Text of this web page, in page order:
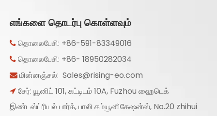
எங்களை தொடர்பு கொள்ளவும்
 தொலைபேசி: +86-591-83349016
 தொலைபேசி: +86- 18950282034
 மின்னஞ்சல்: Sales@rising-eo.com
 சேர்: யூனிட் 101, கட்டிடம் 10A, Fuzhou ஹைடெக்
இண்டஸ்ட்ரியல் பார்க், பாலி கம்யூனிகேஷன்ஸ், No.20 zhihui